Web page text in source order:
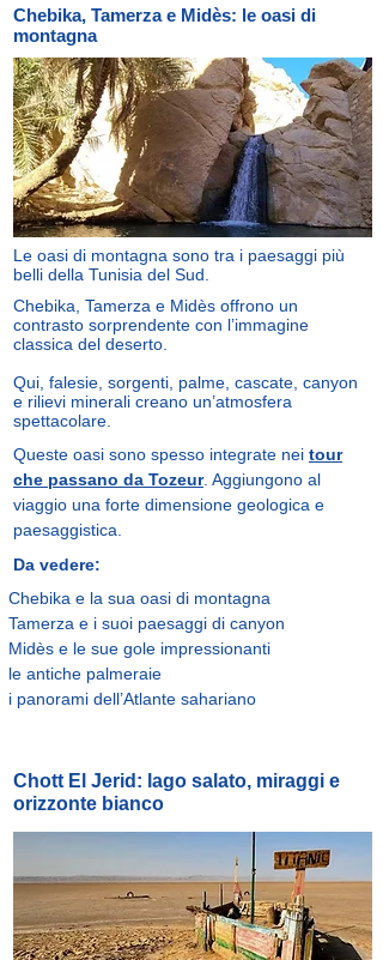
Chebika, Tamerza e Midès: le oasi di
montagna
Le oasi di montagna sono tra i paesaggi più
belli della Tunisia del Sud.
Chebika, Tamerza e Midès offrono un
contrasto sorprendente con l’immagine
classica del deserto.
Qui, falesie, sorgenti, palme, cascate, canyon
e rilievi minerali creano un’atmosfera
spettacolare.
Queste oasi sono spesso integrate nei tour
che passano da Tozeur. Aggiungono al
viaggio una forte dimensione geologica e
paesaggistica.
Da vedere:
Chebika e la sua oasi di montagna
Tamerza e i suoi paesaggi di canyon
Midès e le sue gole impressionanti
le antiche palmeraie
i panorami dell’Atlante sahariano
Chott El Jerid: lago salato, miraggi e
orizzonte bianco